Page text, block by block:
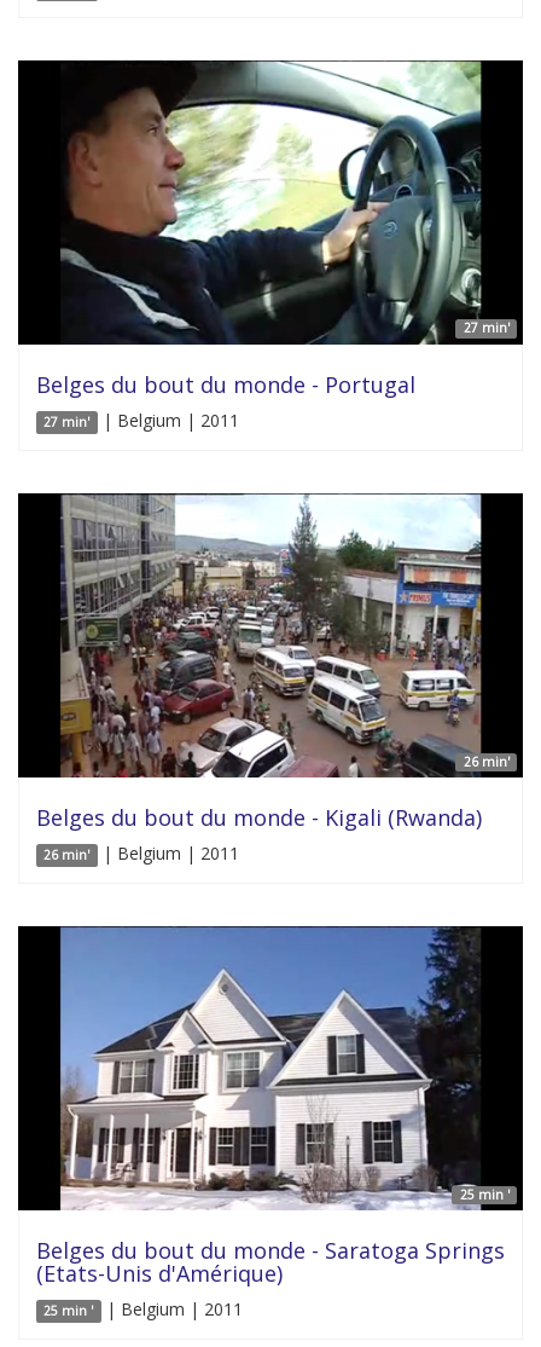
27 min'
Belges du bout du monde - Portugal
27 min' | Belgium | 2011
26 min'
Belges du bout du monde - Kigali (Rwanda)
26 min' | Belgium | 2011
25 min '
Belges du bout du monde - Saratoga Springs
(Etats-Unis d'Amérique)
25 min ' | Belgium | 2011